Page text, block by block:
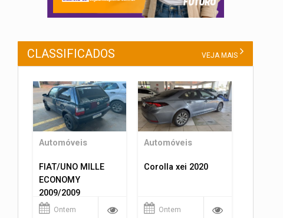
CLASSIFICADOS VEJA MAIS
Automóveis
FIAT/UNO MILLE
ECONOMY
2009/2009
Ontem
Automóveis
Corolla xei 2020
Ontem